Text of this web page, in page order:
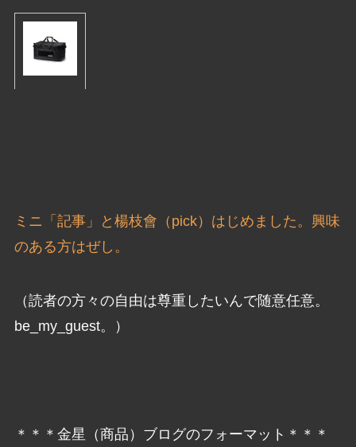
ミニ「記事」と楊枝會（pick）はじめました。興味
のある方はぜし。
（読者の方々の自由は尊重したいんで随意任意。
be_my_guest。）
＊＊＊金星（商品）ブログのフォーマット＊＊＊